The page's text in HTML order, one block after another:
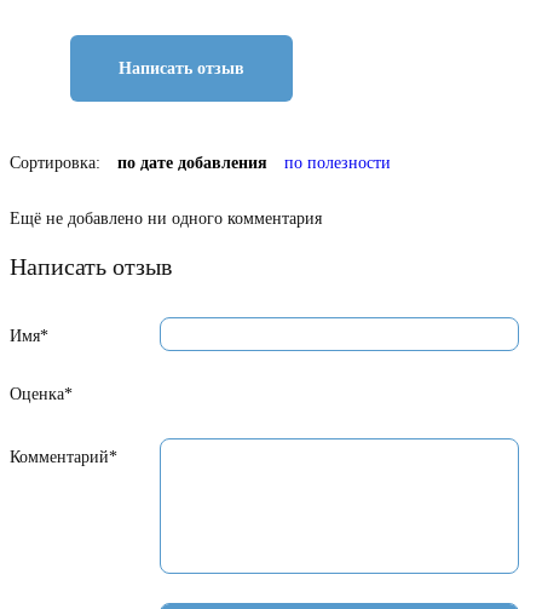
Написать отзыв
Сортировка: по дате добавления по полезности
Ещё не добавлено ни одного комментария
Написать отзыв
Имя*
Оценка*
Комментарий*